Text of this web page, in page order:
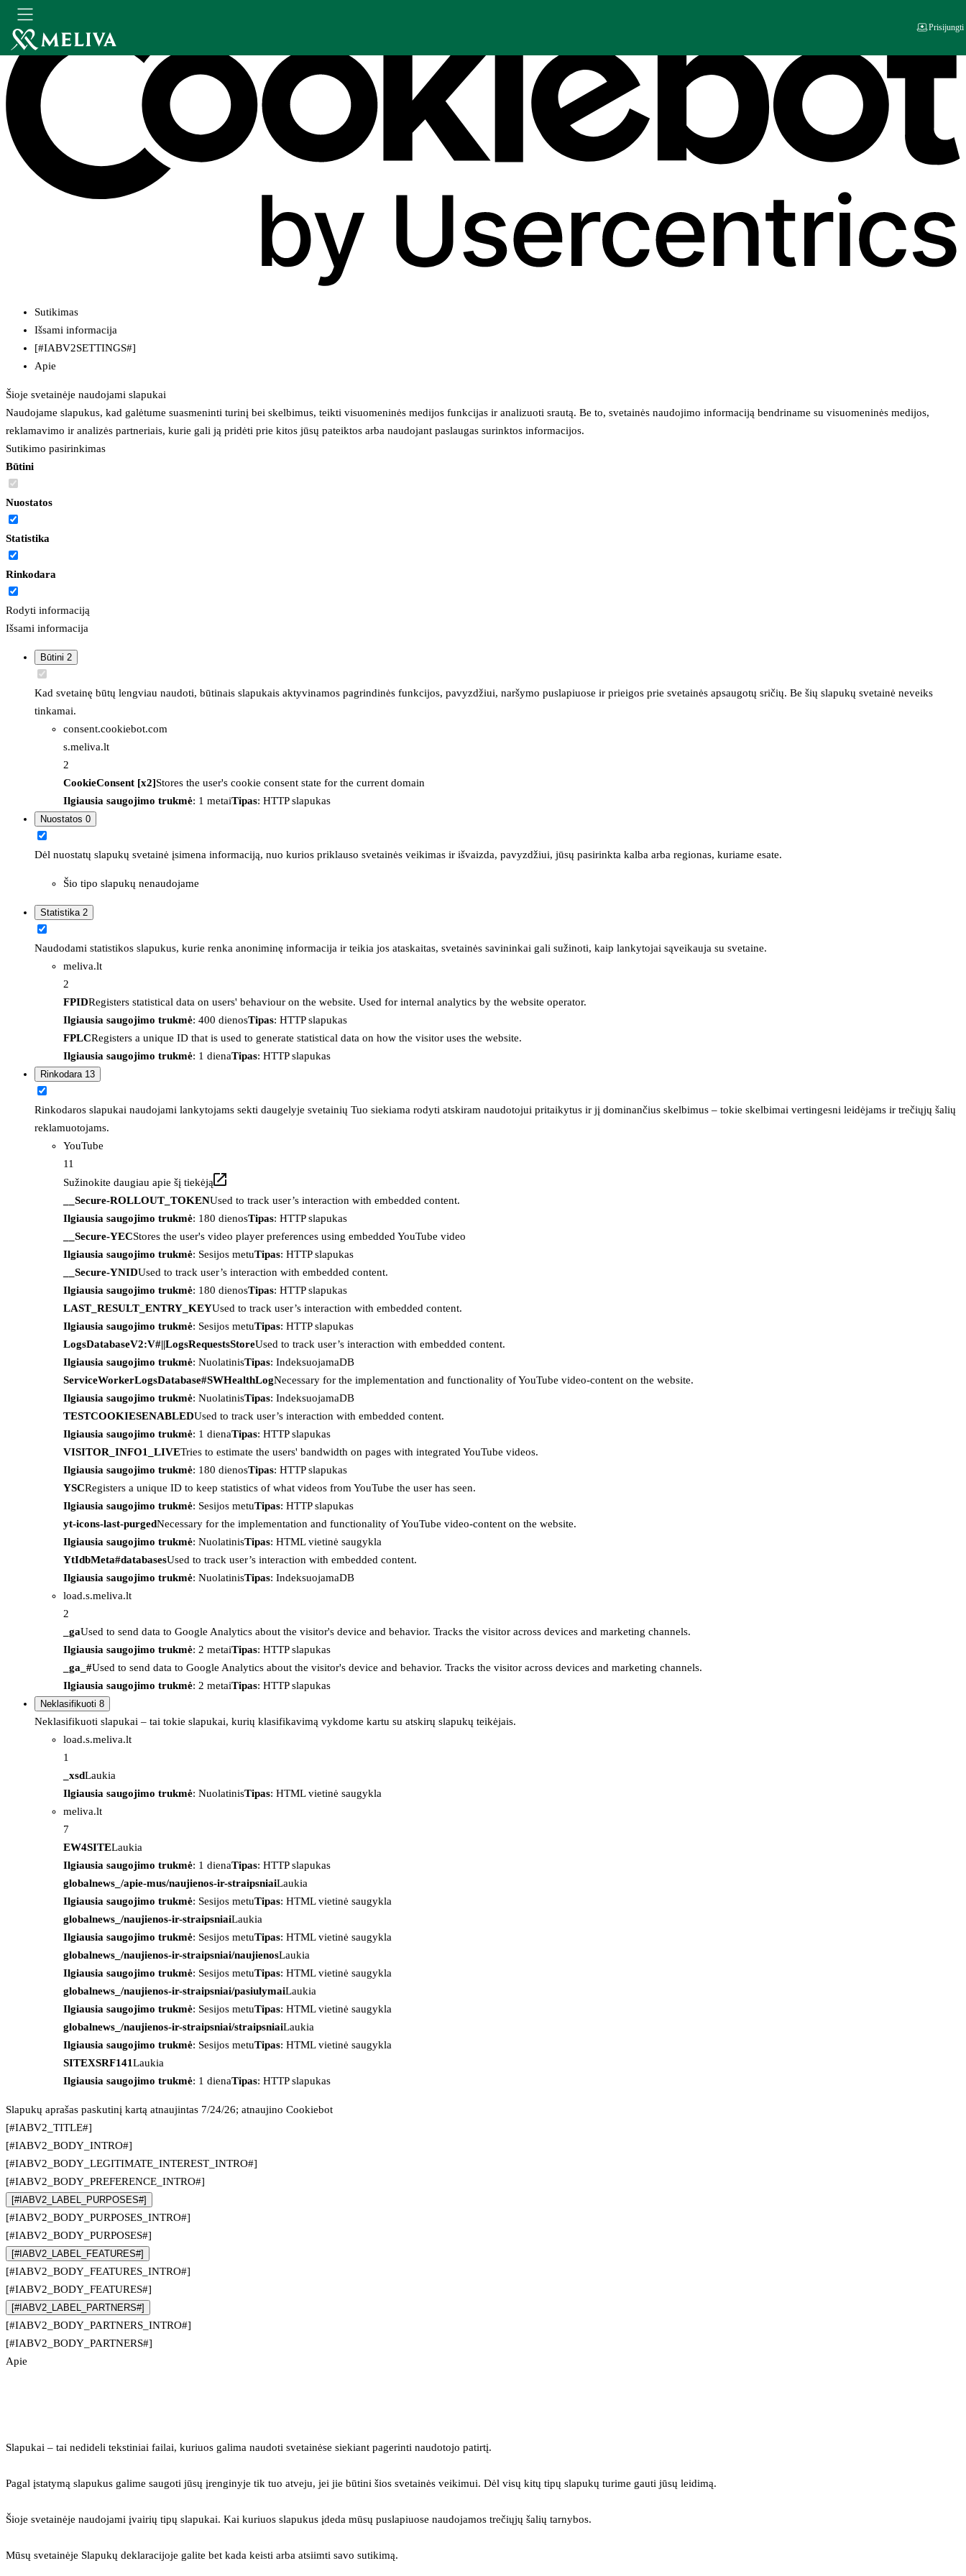
Sutikimas
Išsami informacija
[#IABV2SETTINGS#]
Apie
Šioje svetainėje naudojami slapukai
Naudojame slapukus, kad galėtume suasmeninti turinį bei skelbimus, teikti visuomeninės medijos funkcijas ir analizuoti srautą. Be to, svetainės naudojimo informaciją bendriname su visuomeninės medijos,
reklamavimo ir analizės partneriais, kurie gali ją pridėti prie kitos jūsų pateiktos arba naudojant paslaugas surinktos informacijos.
Sutikimo pasirinkimas
Būtini
Nuostatos
Statistika
Rinkodara
Rodyti informaciją
Išsami informacija
Būtini 2
Kad svetainę būtų lengviau naudoti, būtinais slapukais aktyvinamos pagrindinės funkcijos, pavyzdžiui, naršymo puslapiuose ir prieigos prie svetainės apsaugotų sričių. Be šių slapukų svetainė neveiks
tinkamai.
consent.cookiebot.com
s.meliva.lt
2
CookieConsent [x2]Stores the user's cookie consent state for the current domain
Ilgiausia saugojimo trukmė: 1 metaiTipas: HTTP slapukas
Nuostatos 0
Dėl nuostatų slapukų svetainė įsimena informaciją, nuo kurios priklauso svetainės veikimas ir išvaizda, pavyzdžiui, jūsų pasirinkta kalba arba regionas, kuriame esate.
Šio tipo slapukų nenaudojame
Statistika 2
Naudodami statistikos slapukus, kurie renka anoniminę informacija ir teikia jos ataskaitas, svetainės savininkai gali sužinoti, kaip lankytojai sąveikauja su svetaine.
meliva.lt
2
FPIDRegisters statistical data on users' behaviour on the website. Used for internal analytics by the website operator.
Ilgiausia saugojimo trukmė: 400 dienosTipas: HTTP slapukas
FPLCRegisters a unique ID that is used to generate statistical data on how the visitor uses the website.
Ilgiausia saugojimo trukmė: 1 dienaTipas: HTTP slapukas
Rinkodara 13
Rinkodaros slapukai naudojami lankytojams sekti daugelyje svetainių Tuo siekiama rodyti atskiram naudotojui pritaikytus ir jį dominančius skelbimus – tokie skelbimai vertingesni leidėjams ir trečiųjų šalių
reklamuotojams.
YouTube
11
Sužinokite daugiau apie šį tiekėją
__Secure-ROLLOUT_TOKENUsed to track user’s interaction with embedded content.
Ilgiausia saugojimo trukmė: 180 dienosTipas: HTTP slapukas
__Secure-YECStores the user's video player preferences using embedded YouTube video
Ilgiausia saugojimo trukmė: Sesijos metuTipas: HTTP slapukas
__Secure-YNIDUsed to track user’s interaction with embedded content.
Ilgiausia saugojimo trukmė: 180 dienosTipas: HTTP slapukas
LAST_RESULT_ENTRY_KEYUsed to track user’s interaction with embedded content.
Ilgiausia saugojimo trukmė: Sesijos metuTipas: HTTP slapukas
LogsDatabaseV2:V#||LogsRequestsStoreUsed to track user’s interaction with embedded content.
Ilgiausia saugojimo trukmė: NuolatinisTipas: IndeksuojamaDB
ServiceWorkerLogsDatabase#SWHealthLogNecessary for the implementation and functionality of YouTube video-content on the website.
Ilgiausia saugojimo trukmė: NuolatinisTipas: IndeksuojamaDB
TESTCOOKIESENABLEDUsed to track user’s interaction with embedded content.
Ilgiausia saugojimo trukmė: 1 dienaTipas: HTTP slapukas
VISITOR_INFO1_LIVETries to estimate the users' bandwidth on pages with integrated YouTube videos.
Ilgiausia saugojimo trukmė: 180 dienosTipas: HTTP slapukas
YSCRegisters a unique ID to keep statistics of what videos from YouTube the user has seen.
Ilgiausia saugojimo trukmė: Sesijos metuTipas: HTTP slapukas
yt-icons-last-purgedNecessary for the implementation and functionality of YouTube video-content on the website.
Ilgiausia saugojimo trukmė: NuolatinisTipas: HTML vietinė saugykla
YtIdbMeta#databasesUsed to track user’s interaction with embedded content.
Ilgiausia saugojimo trukmė: NuolatinisTipas: IndeksuojamaDB
load.s.meliva.lt
2
_gaUsed to send data to Google Analytics about the visitor's device and behavior. Tracks the visitor across devices and marketing channels.
Ilgiausia saugojimo trukmė: 2 metaiTipas: HTTP slapukas
_ga_#Used to send data to Google Analytics about the visitor's device and behavior. Tracks the visitor across devices and marketing channels.
Ilgiausia saugojimo trukmė: 2 metaiTipas: HTTP slapukas
Neklasifikuoti 8
Neklasifikuoti slapukai – tai tokie slapukai, kurių klasifikavimą vykdome kartu su atskirų slapukų teikėjais.
load.s.meliva.lt
1
_xsdLaukia
Ilgiausia saugojimo trukmė: NuolatinisTipas: HTML vietinė saugykla
meliva.lt
7
EW4SITELaukia
Ilgiausia saugojimo trukmė: 1 dienaTipas: HTTP slapukas
globalnews_/apie-mus/naujienos-ir-straipsniaiLaukia
Ilgiausia saugojimo trukmė: Sesijos metuTipas: HTML vietinė saugykla
globalnews_/naujienos-ir-straipsniaiLaukia
Ilgiausia saugojimo trukmė: Sesijos metuTipas: HTML vietinė saugykla
globalnews_/naujienos-ir-straipsniai/naujienosLaukia
Ilgiausia saugojimo trukmė: Sesijos metuTipas: HTML vietinė saugykla
globalnews_/naujienos-ir-straipsniai/pasiulymaiLaukia
Ilgiausia saugojimo trukmė: Sesijos metuTipas: HTML vietinė saugykla
globalnews_/naujienos-ir-straipsniai/straipsniaiLaukia
Ilgiausia saugojimo trukmė: Sesijos metuTipas: HTML vietinė saugykla
SITEXSRF141Laukia
Ilgiausia saugojimo trukmė: 1 dienaTipas: HTTP slapukas
Slapukų aprašas paskutinį kartą atnaujintas 7/24/26; atnaujino Cookiebot
[#IABV2_TITLE#]
[#IABV2_BODY_INTRO#]
[#IABV2_BODY_LEGITIMATE_INTEREST_INTRO#]
[#IABV2_BODY_PREFERENCE_INTRO#]
[#IABV2_LABEL_PURPOSES#]
[#IABV2_BODY_PURPOSES_INTRO#]
[#IABV2_BODY_PURPOSES#]
[#IABV2_LABEL_FEATURES#]
[#IABV2_BODY_FEATURES_INTRO#]
[#IABV2_BODY_FEATURES#]
[#IABV2_LABEL_PARTNERS#]
[#IABV2_BODY_PARTNERS_INTRO#]
[#IABV2_BODY_PARTNERS#]
Apie
Slapukai – tai nedideli tekstiniai failai, kuriuos galima naudoti svetainėse siekiant pagerinti naudotojo patirtį.
Pagal įstatymą slapukus galime saugoti jūsų įrenginyje tik tuo atveju, jei jie būtini šios svetainės veikimui. Dėl visų kitų tipų slapukų turime gauti jūsų leidimą.
Šioje svetainėje naudojami įvairių tipų slapukai. Kai kuriuos slapukus įdeda mūsų puslapiuose naudojamos trečiųjų šalių tarnybos.
Mūsų svetainėje Slapukų deklaracijoje galite bet kada keisti arba atsiimti savo sutikimą.
Prisijungti